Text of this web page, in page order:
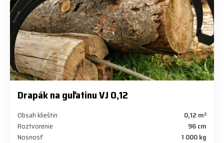
Drapák na guľatinu VJ 0,12
Obsah klieštin
0,12 m²
Roztvorenie
96 cm
Nosnosť
1 000 kg